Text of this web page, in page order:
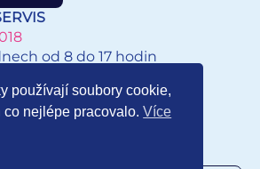
od 8 do 17 hodin
používají soubory cookie,
co nejlépe pracovalo.Více